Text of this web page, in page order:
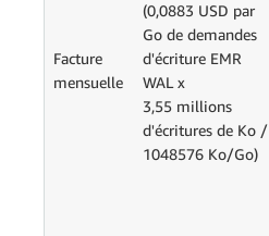
Facture
mensuelle
(0,0883 USD par
Go de demandes
d'écriture EMR
WAL x
3,55 millions
d'écritures de Ko /
1048576 Ko/Go)